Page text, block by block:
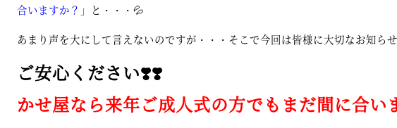
合いますか？」
と・・・💦
あまり声を大にして言えないのですが・・・そこで今回は皆様に大切なお知らせ
ご安心ください❣️❣️
かせ屋なら来年ご成人式の方でもまだ間に合い